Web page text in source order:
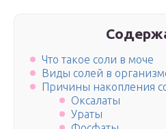
Что такое соли в моче
Виды солей в
Причины накопления
Оксалаты
Ураты